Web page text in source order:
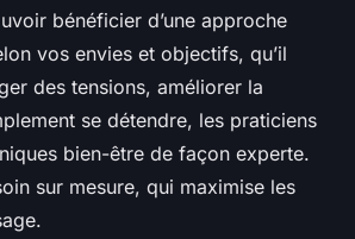
bénéficier d’une approche
vos envies et objectifs, qu’il
des tensions, améliorer la
se détendre, les praticiens
bien-être de façon experte.
sur mesure, qui maximise les